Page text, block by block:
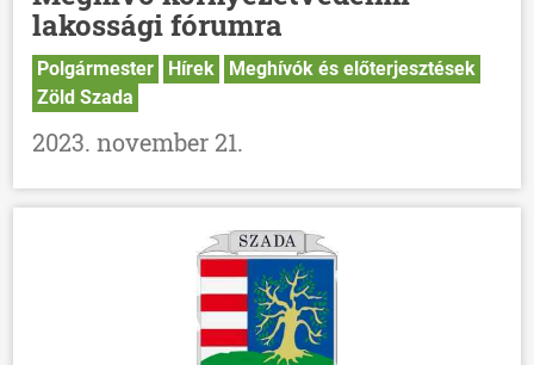
lakossági fórumra
Polgármester Hírek
Meghívók és előterjesztések
Zöld Szada
2023. november 21.